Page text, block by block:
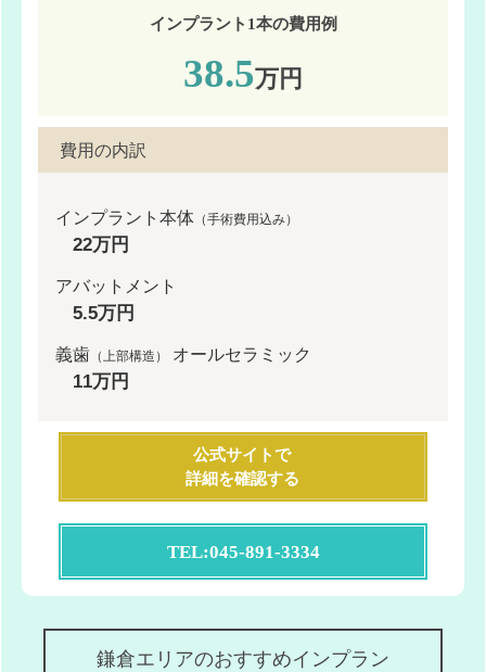
インプラント1本の費用例
38.5万円
費用の内訳
インプラント本体 （手術費用込み）
22万円
アバットメント
5.5万円
義歯 （上部構造） オールセラミック
11万円
公式サイトで
詳細を確認する
TEL:045-891-3334
鎌倉エリアのおすすめインプラン